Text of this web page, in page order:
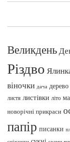
Великдень
Різдво
віночки дача дерево
листя листівки літо
новорічні прикраси
папір писанки